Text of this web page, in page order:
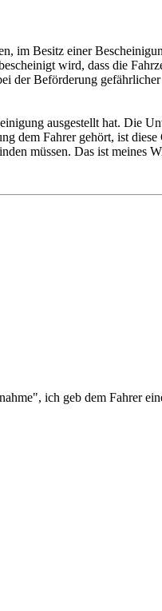
im Besitz einer
wird, dass die
der Beförderung
ausgestellt hat. Die
dem Fahrer gehört, ist
müssen. Das ist meines
ich geb dem Fahrer